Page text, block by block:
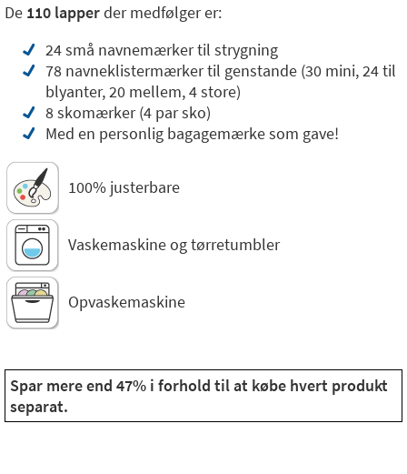
De 110 lapperder medfølger er:
24 små navnemærker til strygning
78 navneklistermærker til genstande (30 mini, 24 til
blyanter, 20 mellem, 4 store)
8 skomærker (4 par sko)
Med en personlig bagagemærke som gave!
100% justerbare
Vaskemaskine og tørretumbler
Opvaskemaskine
Spar mere end 47% i forhold til at købe hvert produkt
separat.